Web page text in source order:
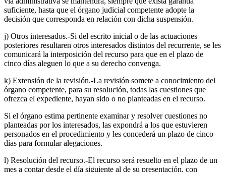
suficiente, hasta que el órgano judicial competente adopte la
decisión que corresponda en relación con dicha suspensión.
j) Otros interesados.-Si del escrito inicial o de las actuaciones
posteriores resultaren otros interesados distintos del recurrente, se les
comunicará la interposición del recurso para que en el plazo de
cinco días aleguen lo que a su derecho convenga.
k) Extensión de la revisión.-La revisión somete a conocimiento del
órgano competente, para su resolución, todas las cuestiones que
ofrezca el expediente, hayan sido o no planteadas en el recurso.
Si el órgano estima pertinente examinar y resolver cuestiones no
planteadas por los interesados, las expondrá a los que estuvieren
personados en el procedimiento y les concederá un plazo de cinco
días para formular alegaciones.
l) Resolución del recurso.-El recurso será resuelto en el plazo de un
mes a contar desde el día siguiente al de su presentación, con